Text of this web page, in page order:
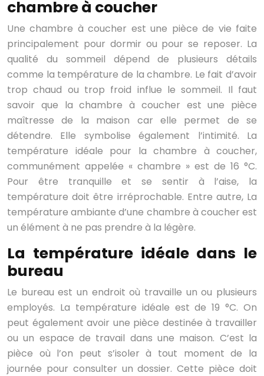
chambre à coucher
Une chambre à coucher est une pièce de vie faite
principalement pour dormir ou pour se reposer. La
qualité du sommeil dépend de plusieurs détails
comme la température de la chambre. Le fait d’avoir
trop chaud ou trop froid influe le sommeil. Il faut
savoir que la chambre à coucher est une pièce
maîtresse de la maison car elle permet de se
détendre. Elle symbolise également l’intimité. La
température idéale pour la chambre à coucher,
communément appelée « chambre » est de 16 °C.
Pour être tranquille et se sentir à l’aise, la
température doit être irréprochable. Entre autre, La
température ambiante d’une chambre à coucher est
un élément à ne pas prendre à la légère.
La température idéale dans le
bureau
Le bureau est un endroit où travaille un ou plusieurs
employés. La température idéale est de 19 °C. On
peut également avoir une pièce destinée à travailler
ou un espace de travail dans une maison. C’est la
pièce où l’on peut s’isoler à tout moment de la
journée pour consulter un dossier. Cette pièce doit